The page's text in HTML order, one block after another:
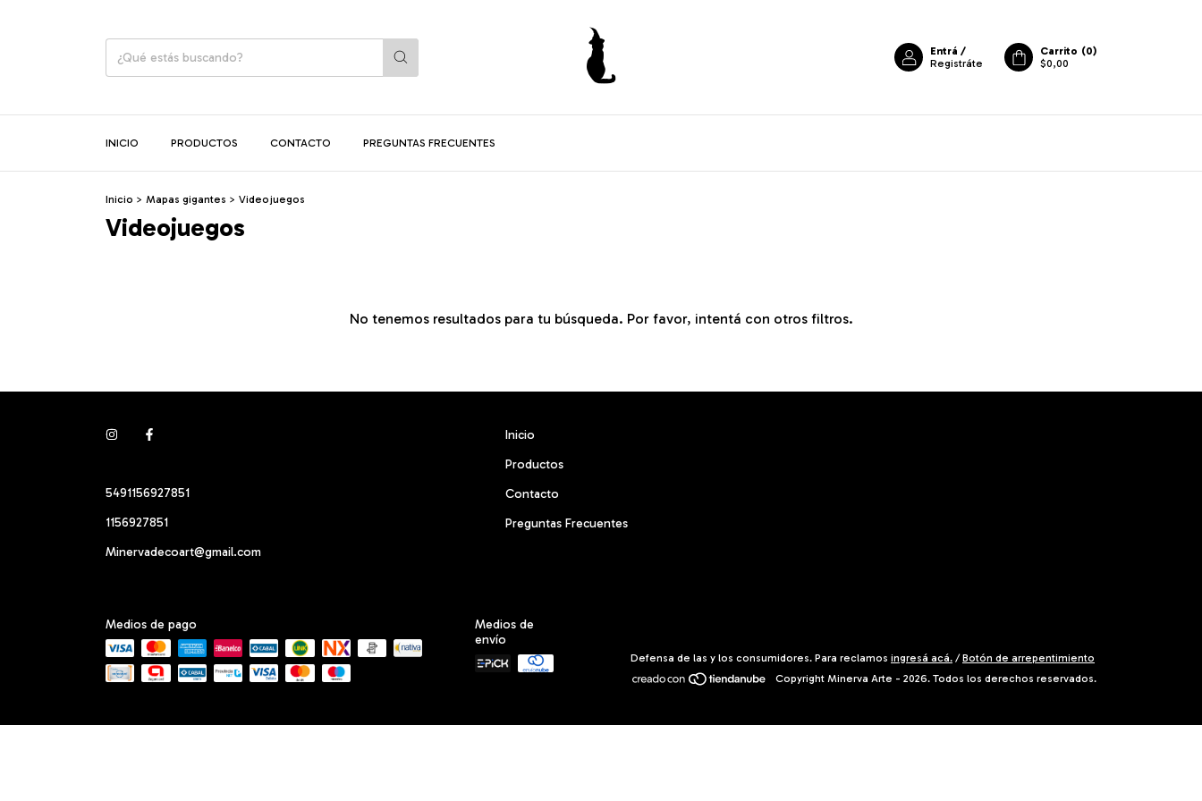
Entrá /
Registráte
Carrito (0)
$0,00
INICIO PRODUCTOS CONTACTO PREGUNTAS FRECUENTES
Inicio > Mapas gigantes > Videojuegos
Videojuegos
No tenemos resultados para tu búsqueda. Por favor, intentá con otros filtros.
5491156927851
1156927851
Minervadecoart@gmail.com
Inicio
Productos
Contacto
Preguntas Frecuentes
Medios de pago
Medios de
envío
Defensa de las y los consumidores. Para reclamos ingresá acá. / Botón de arrepentimiento
Copyright Minerva Arte - 2026. Todos los derechos reservados.